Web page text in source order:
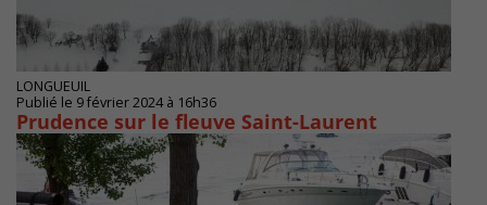
LONGUEUIL
Publié le 9 février 2024 à 16h36
Prudence sur le fleuve Saint-Laurent